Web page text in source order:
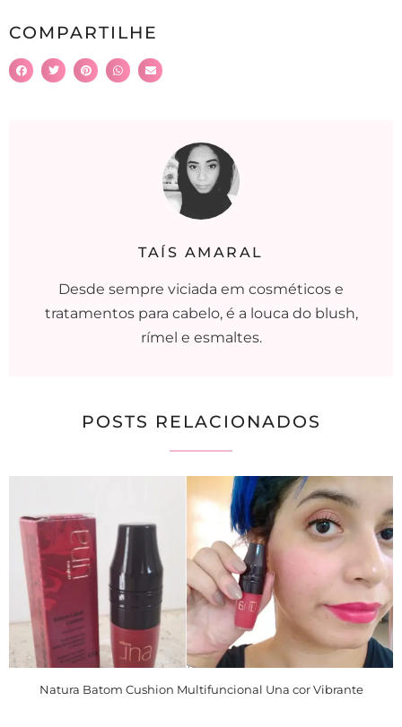
COMPARTILHE
TAÍS AMARAL
Desde sempre viciada em cosméticos e
tratamentos para cabelo, é a louca do blush,
rímel e esmaltes.
POSTS RELACIONADOS
Natura Batom Cushion Multifuncional Una cor Vibrante